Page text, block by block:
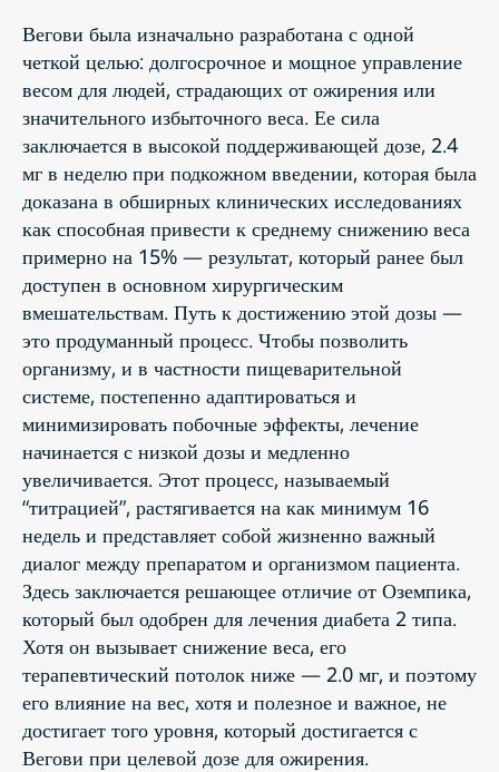
Вегови была изначально разработана с одной
четкой целью: долгосрочное и мощное управление
весом для людей, страдающих от ожирения или
значительного избыточного веса. Ее сила
заключается в высокой поддерживающей дозе, 2.4
мг в неделю при подкожном введении, которая была
доказана в обширных клинических исследованиях
как способная привести к среднему снижению веса
примерно на 15% — результат, который ранее был
доступен в основном хирургическим
вмешательствам. Путь к достижению этой дозы —
это продуманный процесс. Чтобы позволить
организму, и в частности пищеварительной
системе, постепенно адаптироваться и
минимизировать побочные эффекты, лечение
начинается с низкой дозы и медленно
увеличивается. Этот процесс, называемый
“титрацией”, растягивается на как минимум 16
недель и представляет собой жизненно важный
диалог между препаратом и организмом пациента.
Здесь заключается решающее отличие от Оземпика,
который был одобрен для лечения диабета 2 типа.
Хотя он вызывает снижение веса, его
терапевтический потолок ниже — 2.0 мг, и поэтому
его влияние на вес, хотя и полезное и важное, не
достигает того уровня, который достигается с
Вегови при целевой дозе для ожирения.